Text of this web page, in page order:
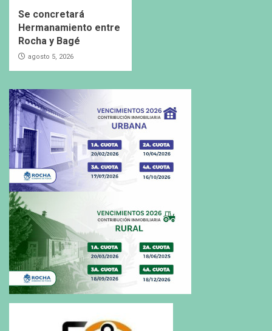
Se concretará
Hermanamiento entre
Rocha y Bagé
agosto 5, 2026